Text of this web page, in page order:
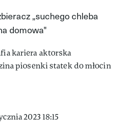
„suchego chleba
domowa"
2023 18:15